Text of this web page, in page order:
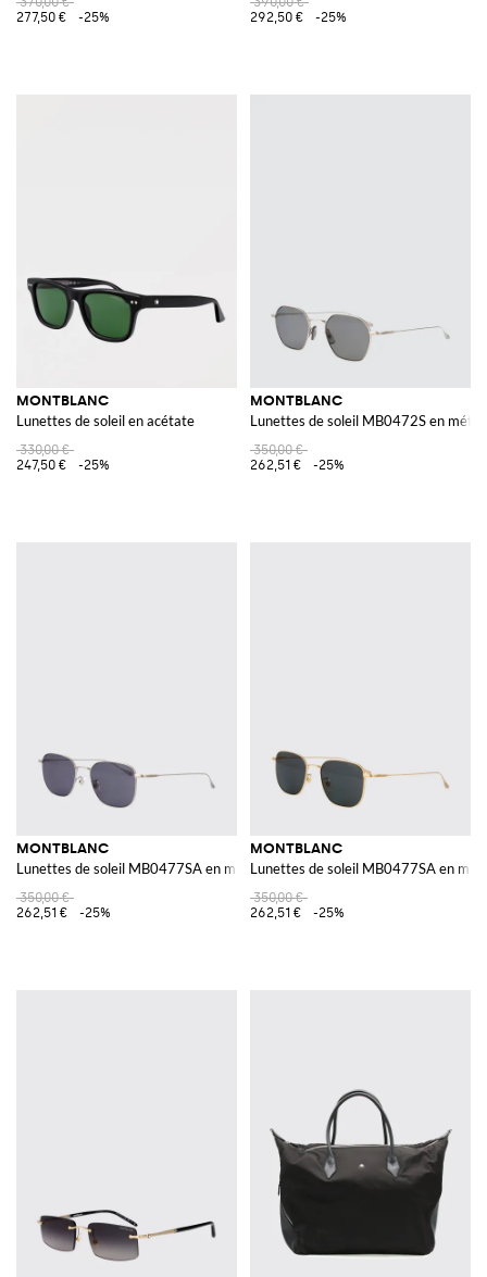
277,50 €
-25%
292,50 €
-25%
MONTBLANC
Lunettes de soleil en acétate
330,00 €
247,50 €
-25%
MONTBLANC
Lunettes de soleil MB0472S en métal
350,00 €
262,51 €
-25%
MONTBLANC
Lunettes de soleil MB0477SA en métal
350,00 €
262,51 €
-25%
MONTBLANC
Lunettes de soleil MB0477SA en
350,00 €
262,51 €
-25%